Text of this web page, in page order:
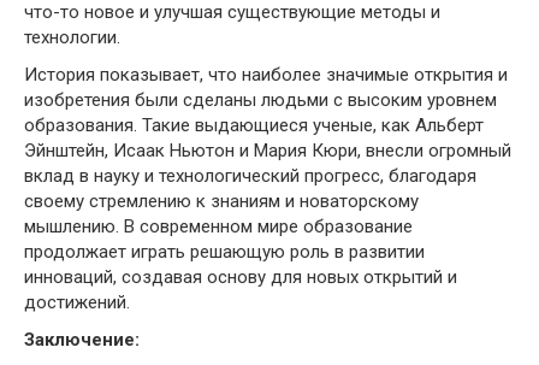
что-то новое и улучшая существующие методы и
технологии.
История показывает, что наиболее значимые открытия и
изобретения были сделаны людьми с высоким уровнем
образования. Такие выдающиеся ученые, как Альберт
Эйнштейн, Исаак Ньютон и Мария Кюри, внесли огромный
вклад в науку и технологический прогресс, благодаря
своему стремлению к знаниям и новаторскому
мышлению. В современном мире образование
продолжает играть решающую роль в развитии
инноваций, создавая основу для новых открытий и
достижений.
Заключение: